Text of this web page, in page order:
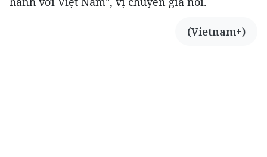
(Vietnam+)